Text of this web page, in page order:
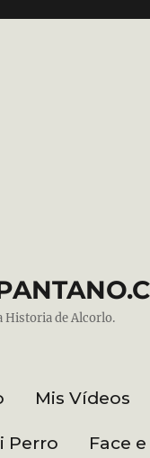
Historia de Alcorlo.
Mis Vídeos
Perro Face